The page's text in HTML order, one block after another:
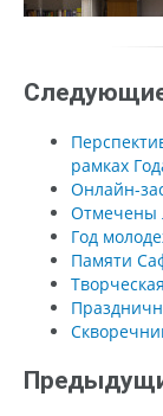
рамках
Онлайн-
Отмечены
Год
Памяти